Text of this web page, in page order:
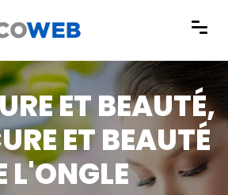
cookies
ET BEAUTÉ,
ET BEAUTÉ
L'ONGLE